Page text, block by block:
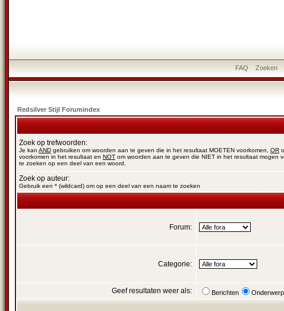
FAQ Zoeken
Redsilver Stijl Forumindex
Zoek op trefwoorden:
Je kan AND gebruiken om woorden aan te geven die in het resultaat MOETEN voorkomen, OR
voorkomen in het resultaat en NOT om woorden aan te geven die NIET in het resultaat mogen
te zoeken op een deel van een woord.
Zoek op auteur:
Gebruik een * (wildcard) om op een deel van een naam te zoeken
Forum:
Categorie:
Geef resultaten weer als: Berichten